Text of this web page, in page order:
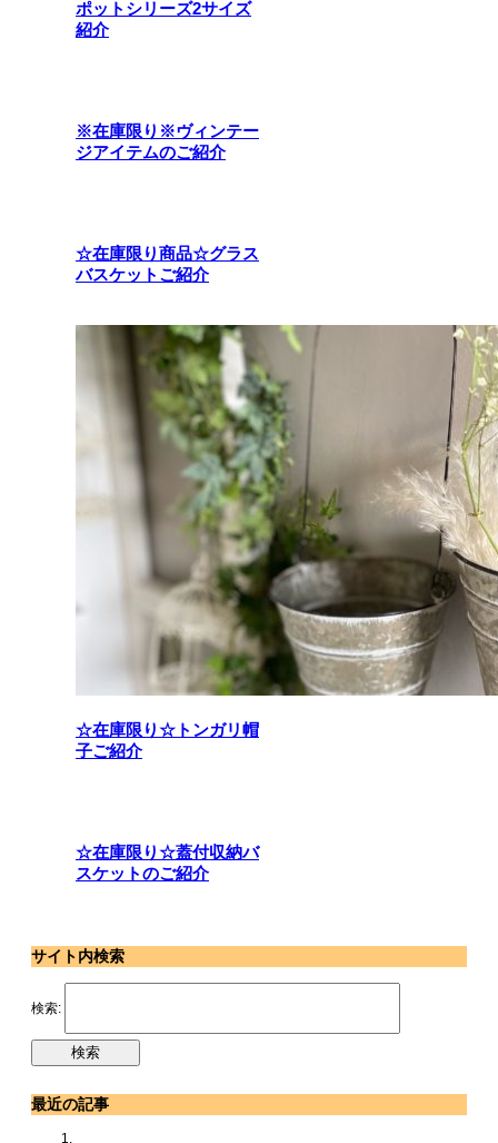
ポットシリーズ2サイズ
紹介
※在庫限り※ヴィンテー
ジアイテムのご紹介
☆在庫限り商品☆グラス
バスケットご紹介
☆在庫限り☆トンガリ帽
子ご紹介
☆在庫限り☆蓋付収納バ
スケットのご紹介
サイト内検索
検索:
最近の記事